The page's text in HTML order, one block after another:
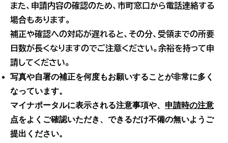
また、申請内容の確認のため、市町窓口から電話連絡する
場合もあります。
補正や確認への対応が遅れると、その分、受領までの所要
日数が長くなりますのでご注意ください。余裕を持って申
請してください。
写真や自署の補正を何度もお願いすることが非常に多く
なっています。
マイナポータルに表示される注意事項や、 申請時の注意
点をよくご確認いただき、できるだけ不備の無いようご
提出ください。